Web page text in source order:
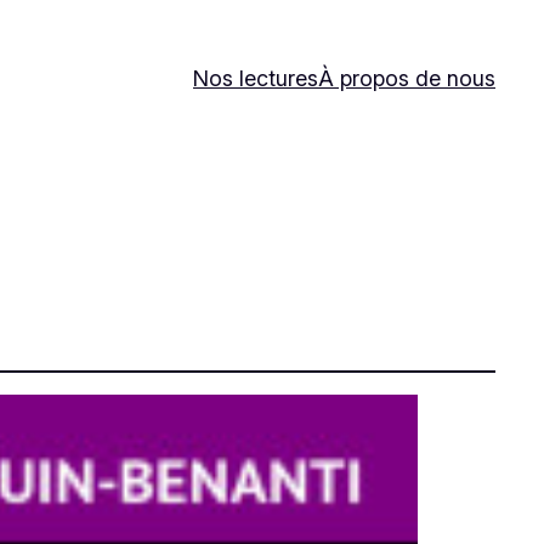
Nos lecturesÀ propos de nous